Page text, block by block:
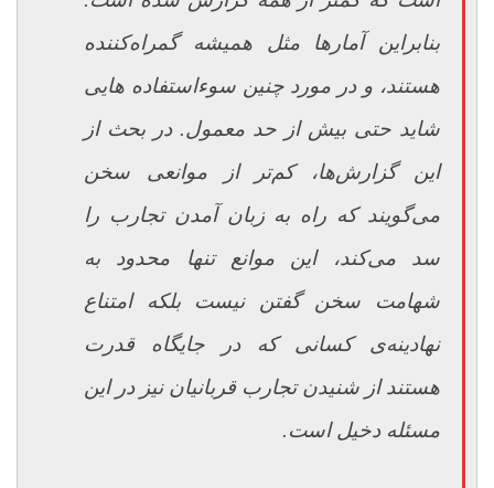
بنابراین آمارها مثل همیشه گمراه‌کننده
هستند، و در مورد چنین سوءاستفاده هایی
شاید حتی بیش از حد معمول. در بحث از
این گزارش‌ها، کم‌تر از موانعی سخن
می‌گویند که راه به زبان آمدن تجارب را
سد می‌کند، این موانع تنها محدود به
شهامت سخن گفتن نیست بلکه امتناع
نهادینهی کسانی که در جایگاه قدرت
هستند از شنیدن تجارب قربانیان نیز در این
مسئله دخیل است.